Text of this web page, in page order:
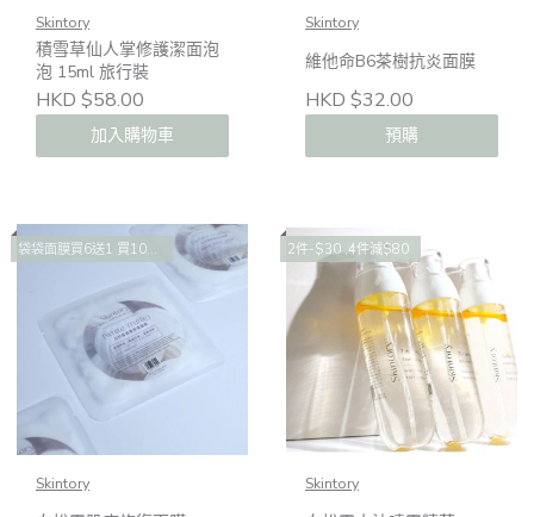
Skintory
積雪草仙人掌修護潔面泡
泡 15ml 旅行裝
HKD $58.00
加入購物車
Skintory
維他命B6茶樹抗炎面膜
HKD $32.00
預購
袋袋面膜買6送1 買10送2 買14送4
Skintory
2件-$30 ,4件減$80
Skintory